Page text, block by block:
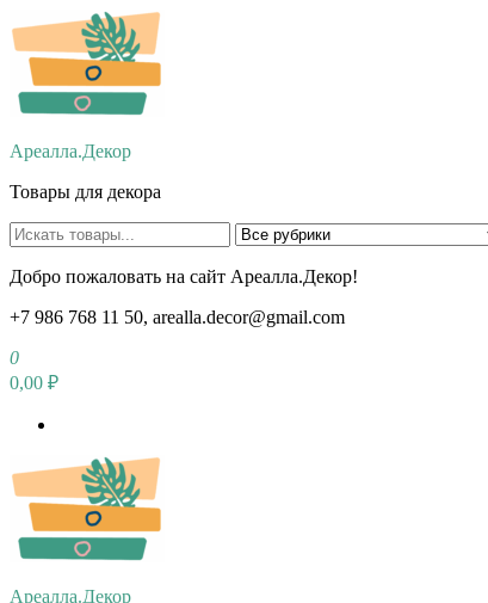
Перейти
к
содержимому
Ареалла.Декор
Товары для декора
Добро пожаловать на сайт Ареалла.Декор!
+7 986 768 11 50, arealla.decor@gmail.com
0
0,00 ₽
Ареалла.Декор